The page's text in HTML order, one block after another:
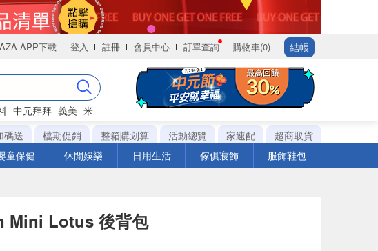
APP下載 登入 註冊 會員中心 訂單查詢 購物車(0) 結帳
中元拜拜 義美 米
碼送 檔期促銷 整箱購划算 活動總覽 家速配
超商取貨
童保健 休閒娛樂 日用生活 傢俱寢飾 服飾鞋包
Mini Lotus 後背包